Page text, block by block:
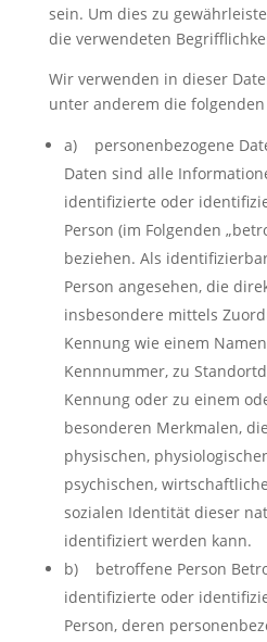
sein. Um dies zu
die verwendeten
Wir verwenden in dieser
unter anderem die
a) personenbezogene
Daten sind alle
identifizierte oder
Person (im Folgenden
beziehen. Als
Person angesehen, die
insbesondere mittels
Kennung wie einem
Kennnummer, zu
Kennung oder zu einem
besonderen Merkmalen,
physischen,
psychischen,
sozialen Identität dieser
identifiziert werden kann.
b) betroffene Person
identifizierte oder
Person, deren